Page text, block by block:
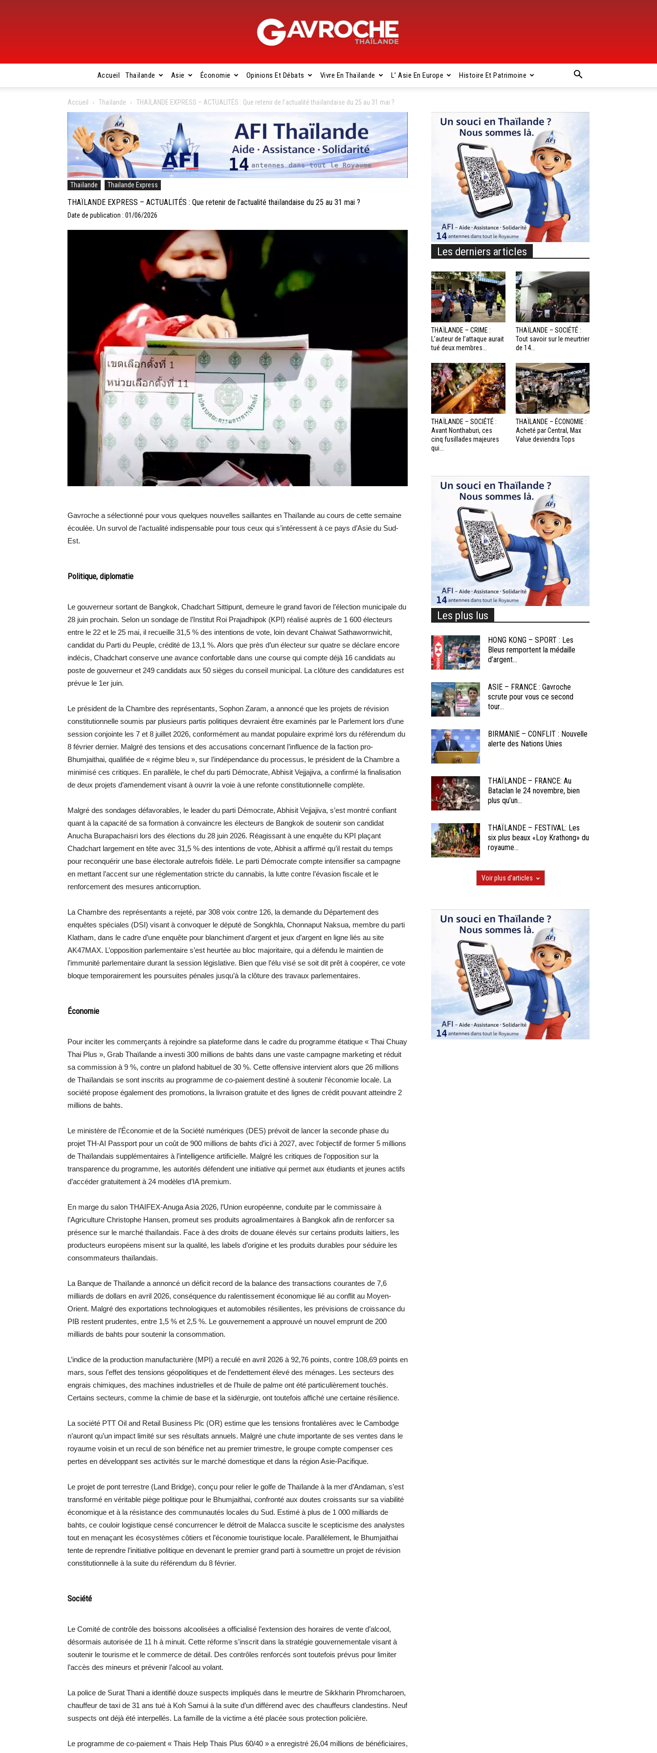
Gavroche
Thaïlande
Accueil Thaïlande Asie Économie Opinions Et Débats Vivre En Thaïlande L’ Asie En Europe Histoire Et Patrimoine
Accueil Thaïlande THAÏLANDE EXPRESS – ACTUALITÉS : Que retenir de l’actualité thaïlandaise du 25 au 31 mai ?
Thaïlande Thailande Express
THAÏLANDE EXPRESS – ACTUALITÉS : Que retenir de l’actualité thaïlandaise du 25 au 31 mai ?
Date de publication : 01/06/2026
Gavroche a sélectionné pour vous quelques nouvelles saillantes en Thaïlande au cours de cette semaine
écoulée. Un survol de l’actualité indispensable pour tous ceux qui s’intéressent à ce pays d’Asie du Sud-
Est.
Politique, diplomatie
Le gouverneur sortant de Bangkok, Chadchart Sittipunt, demeure le grand favori de l’élection municipale du
28 juin prochain. Selon un sondage de l’Institut Roi Prajadhipok (KPI) réalisé auprès de 1 600 électeurs
entre le 22 et le 25 mai, il recueille 31,5 % des intentions de vote, loin devant Chaiwat Sathawornwichit,
candidat du Parti du Peuple, crédité de 13,1 %. Alors que près d’un électeur sur quatre se déclare encore
indécis, Chadchart conserve une avance confortable dans une course qui compte déjà 16 candidats au
poste de gouverneur et 249 candidats aux 50 sièges du conseil municipal. La clôture des candidatures est
prévue le 1er juin.
Le président de la Chambre des représentants, Sophon Zaram, a annoncé que les projets de révision
constitutionnelle soumis par plusieurs partis politiques devraient être examinés par le Parlement lors d’une
session conjointe les 7 et 8 juillet 2026, conformément au mandat populaire exprimé lors du référendum du
8 février dernier. Malgré des tensions et des accusations concernant l’influence de la faction pro-
Bhumjaithai, qualifiée de « régime bleu », sur l’indépendance du processus, le président de la Chambre a
minimisé ces critiques. En parallèle, le chef du parti Démocrate, Abhisit Vejjajiva, a confirmé la finalisation
de deux projets d’amendement visant à ouvrir la voie à une refonte constitutionnelle complète.
Malgré des sondages défavorables, le leader du parti Démocrate, Abhisit Vejjajiva, s’est montré confiant
quant à la capacité de sa formation à convaincre les électeurs de Bangkok de soutenir son candidat
Anucha Burapachaisri lors des élections du 28 juin 2026. Réagissant à une enquête du KPI plaçant
Chadchart largement en tête avec 31,5 % des intentions de vote, Abhisit a affirmé qu’il restait du temps
pour reconquérir une base électorale autrefois fidèle. Le parti Démocrate compte intensifier sa campagne
en mettant l’accent sur une réglementation stricte du cannabis, la lutte contre l’évasion fiscale et le
renforcement des mesures anticorruption.
La Chambre des représentants a rejeté, par 308 voix contre 126, la demande du Département des
enquêtes spéciales (DSI) visant à convoquer le député de Songkhla, Chonnaput Naksua, membre du parti
Klatham, dans le cadre d’une enquête pour blanchiment d’argent et jeux d’argent en ligne liés au site
AK47MAX. L’opposition parlementaire s’est heurtée au bloc majoritaire, qui a défendu le maintien de
l’immunité parlementaire durant la session législative. Bien que l’élu visé se soit dit prêt à coopérer, ce vote
bloque temporairement les poursuites pénales jusqu’à la clôture des travaux parlementaires.
Économie
Pour inciter les commerçants à rejoindre sa plateforme dans le cadre du programme étatique « Thai Chuay
Thai Plus », Grab Thaïlande a investi 300 millions de bahts dans une vaste campagne marketing et réduit
sa commission à 9 %, contre un plafond habituel de 30 %. Cette offensive intervient alors que 26 millions
de Thaïlandais se sont inscrits au programme de co-paiement destiné à soutenir l’économie locale. La
société propose également des promotions, la livraison gratuite et des lignes de crédit pouvant atteindre 2
millions de bahts.
Le ministère de l’Économie et de la Société numériques (DES) prévoit de lancer la seconde phase du
projet TH-AI Passport pour un coût de 900 millions de bahts d’ici à 2027, avec l’objectif de former 5 millions
de Thaïlandais supplémentaires à l’intelligence artificielle. Malgré les critiques de l’opposition sur la
transparence du programme, les autorités défendent une initiative qui permet aux étudiants et jeunes actifs
d’accéder gratuitement à 24 modèles d’IA premium.
En marge du salon THAIFEX-Anuga Asia 2026, l’Union européenne, conduite par le commissaire à
l’Agriculture Christophe Hansen, promeut ses produits agroalimentaires à Bangkok afin de renforcer sa
présence sur le marché thaïlandais. Face à des droits de douane élevés sur certains produits laitiers, les
producteurs européens misent sur la qualité, les labels d’origine et les produits durables pour séduire les
consommateurs thaïlandais.
La Banque de Thaïlande a annoncé un déficit record de la balance des transactions courantes de 7,6
milliards de dollars en avril 2026, conséquence du ralentissement économique lié au conflit au Moyen-
Orient. Malgré des exportations technologiques et automobiles résilientes, les prévisions de croissance du
PIB restent prudentes, entre 1,5 % et 2,5 %. Le gouvernement a approuvé un nouvel emprunt de 200
milliards de bahts pour soutenir la consommation.
L’indice de la production manufacturière (MPI) a reculé en avril 2026 à 92,76 points, contre 108,69 points en
mars, sous l’effet des tensions géopolitiques et de l’endettement élevé des ménages. Les secteurs des
engrais chimiques, des machines industrielles et de l’huile de palme ont été particulièrement touchés.
Certains secteurs, comme la chimie de base et la sidérurgie, ont toutefois affiché une certaine résilience.
La société PTT Oil and Retail Business Plc (OR) estime que les tensions frontalières avec le Cambodge
n’auront qu’un impact limité sur ses résultats annuels. Malgré une chute importante de ses ventes dans le
royaume voisin et un recul de son bénéfice net au premier trimestre, le groupe compte compenser ces
pertes en développant ses activités sur le marché domestique et dans la région Asie-Pacifique.
Le projet de pont terrestre (Land Bridge), conçu pour relier le golfe de Thaïlande à la mer d’Andaman, s’est
transformé en véritable piège politique pour le Bhumjaithai, confronté aux doutes croissants sur sa viabilité
économique et à la résistance des communautés locales du Sud. Estimé à plus de 1 000 milliards de
bahts, ce couloir logistique censé concurrencer le détroit de Malacca suscite le scepticisme des analystes
tout en menaçant les écosystèmes côtiers et l’économie touristique locale. Parallèlement, le Bhumjaithai
tente de reprendre l’initiative politique en devenant le premier grand parti à soumettre un projet de révision
constitutionnelle à la suite du référendum du 8 février.
Société
Le Comité de contrôle des boissons alcoolisées a officialisé l’extension des horaires de vente d’alcool,
désormais autorisée de 11 h à minuit. Cette réforme s’inscrit dans la stratégie gouvernementale visant à
soutenir le tourisme et le commerce de détail. Des contrôles renforcés sont toutefois prévus pour limiter
l’accès des mineurs et prévenir l’alcool au volant.
La police de Surat Thani a identifié douze suspects impliqués dans le meurtre de Sikkharin Phromcharoen,
chauffeur de taxi de 31 ans tué à Koh Samui à la suite d’un différend avec des chauffeurs clandestins. Neuf
suspects ont déjà été interpellés. La famille de la victime a été placée sous protection policière.
Le programme de co-paiement « Thais Help Thais Plus 60/40 » a enregistré 26,04 millions de bénéficiaires,
Les derniers articles
THAÏLANDE – CRIME :
L’auteur de l’attaque aurait
tué deux membres...
THAÏLANDE – SOCIÉTÉ :
Tout savoir sur le meurtrier
de 14...
THAÏLANDE – SOCIÉTÉ :
Avant Nonthaburi, ces
cinq fusillades majeures
qui...
THAÏLANDE – ÉCONOMIE :
Acheté par Central, Max
Value deviendra Tops
Les plus lus
HONG KONG – SPORT : Les
Bleus remportent la médaille
d’argent...
ASIE – FRANCE : Gavroche
scrute pour vous ce second
tour...
BIRMANIE – CONFLIT : Nouvelle
alerte des Nations Unies
THAÏLANDE – FRANCE: Au
Bataclan le 24 novembre, bien
plus qu’un...
THAÏLANDE – FESTIVAL: Les
six plus beaux «Loy Krathong» du
royaume...
Voir plus d'articles